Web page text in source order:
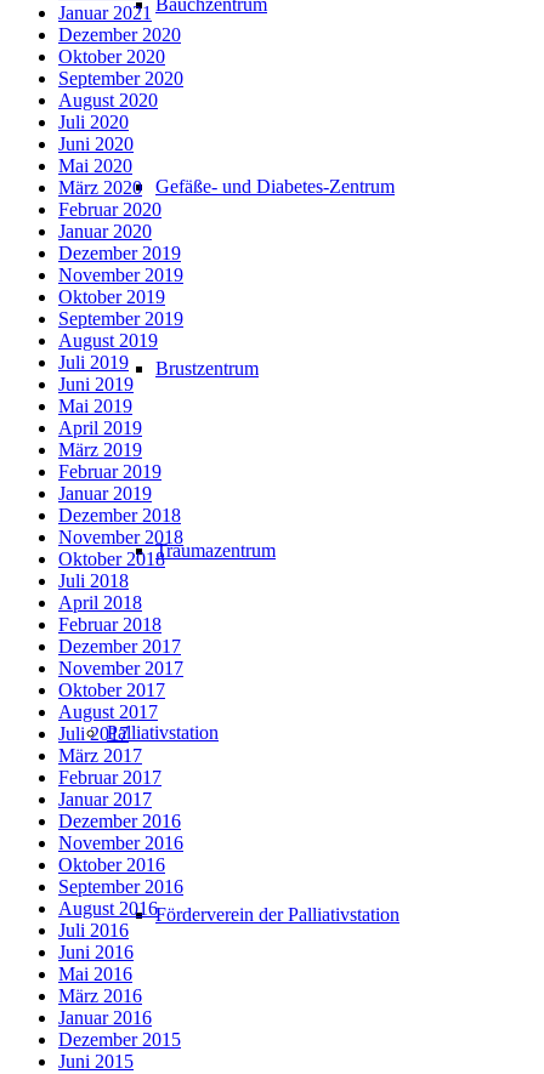
Bauchzentrum
Gefäße- und Diabetes-Zentrum
Brustzentrum
Traumazentrum
Palliativstation
Förderverein der Palliativstation
Januar 2021
Dezember 2020
Oktober 2020
September 2020
August 2020
Juli 2020
Juni 2020
Mai 2020
März 2020
Februar 2020
Januar 2020
Dezember 2019
November 2019
Oktober 2019
September 2019
August 2019
Juli 2019
Juni 2019
Mai 2019
April 2019
März 2019
Februar 2019
Januar 2019
Dezember 2018
November 2018
Oktober 2018
Juli 2018
April 2018
Februar 2018
Dezember 2017
November 2017
Oktober 2017
August 2017
Juli 2017
März 2017
Februar 2017
Januar 2017
Dezember 2016
November 2016
Oktober 2016
September 2016
August 2016
Juli 2016
Juni 2016
Mai 2016
März 2016
Januar 2016
Dezember 2015
Juni 2015